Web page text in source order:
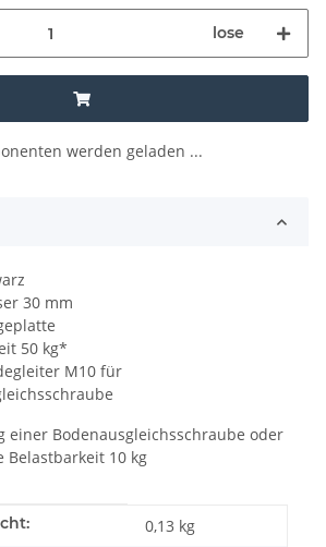
lose
werden geladen ...
30 mm
50 kg*
M10 für
einer Bodenausgleichsschraube oder
Belastbarkeit 10 kg
0,13 kg